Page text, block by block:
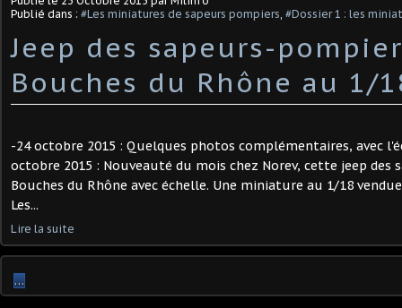
Publié dans : #Les miniatures de sapeurs pompiers, #Dossier 1 : les
Jeep des sapeurs-
Bouches du Rhône au 1/
-24 octobre 2015 : Quelques photos complémentaires, avec
octobre 2015 : Nouveauté du mois chez Norev, cette jeep des
Bouches du Rhône avec échelle. Une miniature au 1/18
Les...
Lire la suite
…